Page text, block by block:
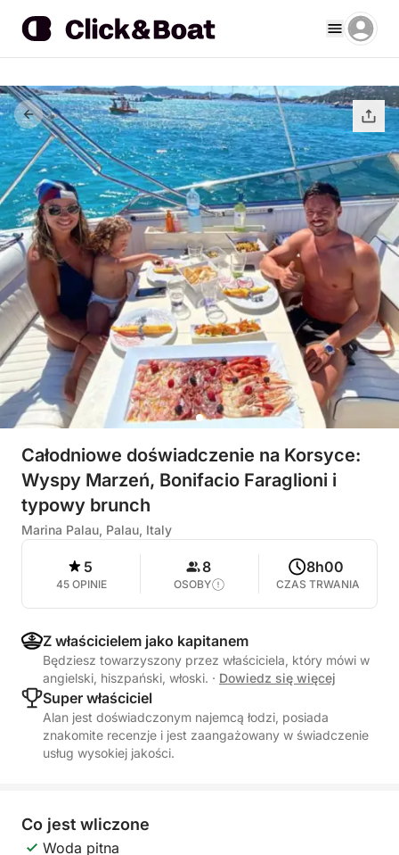
Całodniowe doświadczenie na Korsyce:
Wyspy Marzeń, Bonifacio Faraglioni i
typowy brunch
Marina Palau, Palau, Italy
5
45 OPINIE
8
OSOBY
8h00
CZAS TRWANIA
Z właścicielem jako kapitanem
Będziesz towarzyszony przez właściciela, który mówi w
angielski, hiszpański, włoski. · Dowiedz się więcej
Super właściciel
Alan jest doświadczonym najemcą łodzi, posiada
znakomite recenzje i jest zaangażowany w świadczenie
usług wysokiej jakości.
Co jest wliczone
Woda pitna